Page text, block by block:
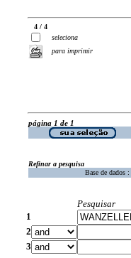
4 / 4
seleciona
para imprimir
página 1 de 1
Refinar a pesquisa
Base de dados :
Pesquisar
1
2
3